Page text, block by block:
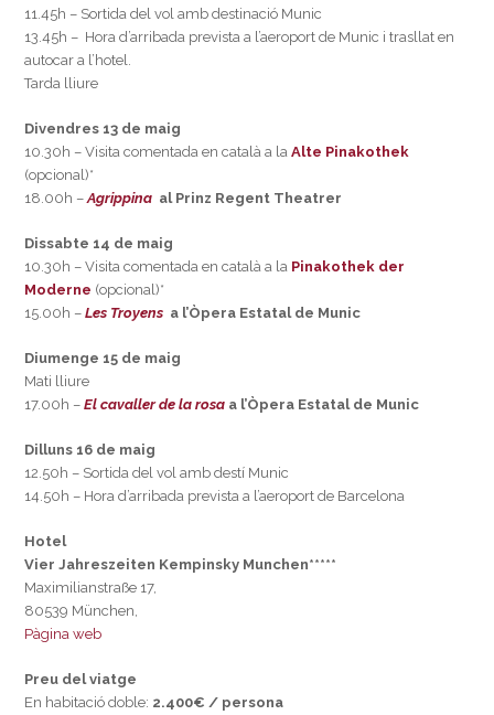
11.45h – Sortida del vol amb destinació Munic
13.45h – Hora d’arribada prevista a l’aeroport de Munic i trasllat en
autocar a l’hotel.
Tarda lliure
Divendres 13 de maig
10.30h – Visita comentada en català a laAlte Pinakothek
(opcional)*
18.00h –Agrippina al Prinz Regent Theatrer
Dissabte 14 de maig
10.30h – Visita comentada en català a la Pinakothek der
Moderne (opcional)*
15.00h –Les Troyens a l’Òpera Estatal de Munic
Diumenge 15 de maig
Mati lliure
17.00h – El cavaller de la rosa a l’Òpera Estatal de Munic
Dilluns 16 de maig
12.50h – Sortida del vol amb destí Munic
14.50h – Hora d’arribada prevista a l’aeroport de Barcelona
Hotel
Vier Jahreszeiten Kempinsky Munchen*****
Maximilianstraße 17,
80539 München,
Pàgina web
Preu del viatge
En habitació doble: 2.400€ / persona